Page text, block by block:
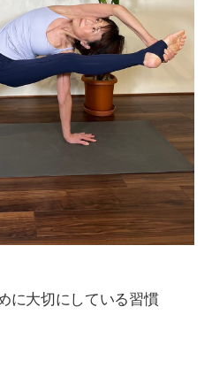
に大切にしている習慣